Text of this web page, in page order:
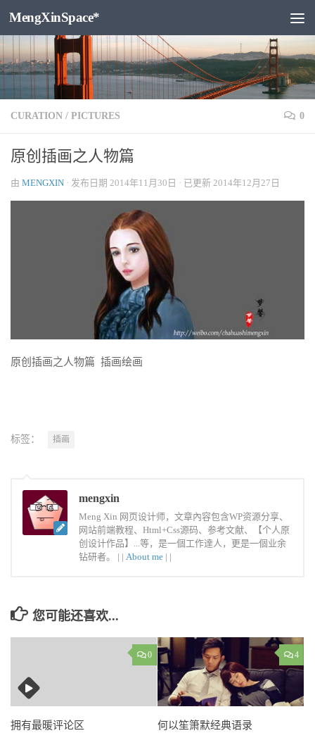
跳至内容
MengXinSpace*
CURATION / PICTURES 0
原创插画之人物篇
由 MENGXIN · 发布日期 2014年11月30日 · 已更新 2014年12月27日
原创插画之人物篇 插画绘画
标签： 插画
mengxin
Meng Xin 网页设计师，文章內容包含WP资源分享、
网站前端教程、Html+Css源码、参考文献、【个人原
创设计作品】...等，是一個工作達人，更是一個业余
钻研者。 | | About me | |
您可能还喜欢...
0
拥有最暖评论区
4
何以笙箫默经典语录